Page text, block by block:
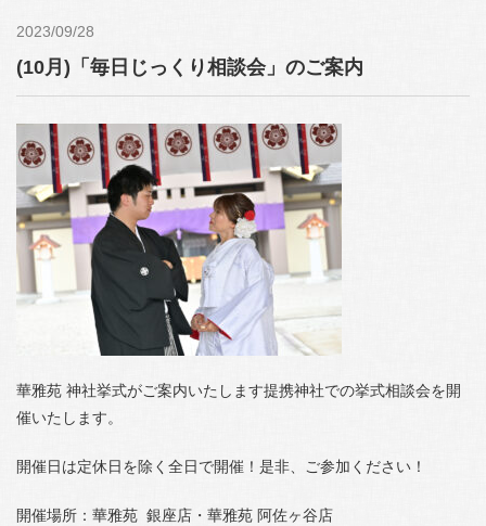
2023/09/28
(10月)「毎日じっくり相談会」のご案内
華雅苑 神社挙式がご案内いたします提携神社での挙式相談会を開
催いたします。
開催日は定休日を除く全日で開催！是非、ご参加ください！
開催場所：華雅苑 銀座店・華雅苑 阿佐ヶ谷店